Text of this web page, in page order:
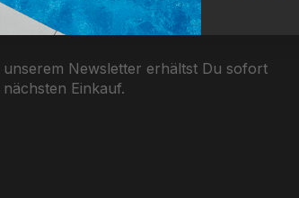
Newsletter erhältst Du sofort
Einkauf.